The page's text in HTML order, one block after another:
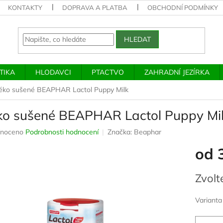
KONTAKTY DOPRAVA A PLATBA OBCHODNÍ PODMÍNKY
HLEDAT
HLODAVCI PTACTVO ZAHRADNÍ JEZÍRKA
sušené BEAPHAR Lactol Puppy Milk
sušené BEAPHAR Lactol Puppy
Podrobnosti hodnocení Značka: Beaphar
od
cena:
Varianta